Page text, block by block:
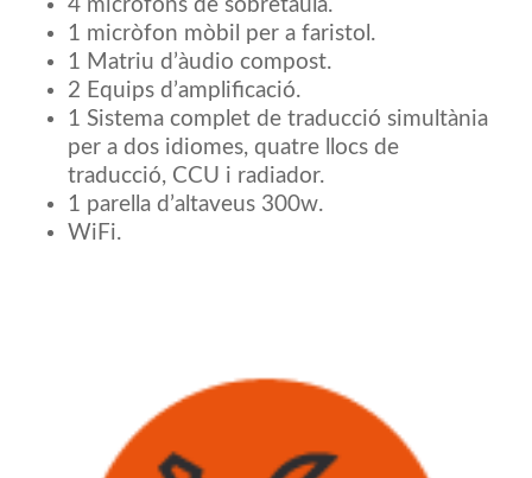
4 micròfons de sobretaula.
1 micròfon mòbil per a faristol.
1 Matriu d’àudio compost.
2 Equips d’amplificació.
1 Sistema complet de traducció simultània
per a dos idiomes, quatre llocs de
traducció, CCU i radiador.
1 parella d’altaveus 300w.
WiFi.